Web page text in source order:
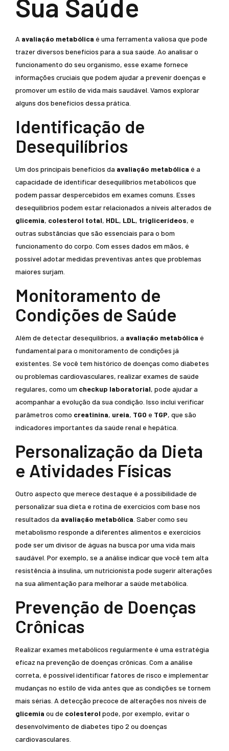
Sua Saúde
A avaliação metabólica é uma ferramenta valiosa que pode
trazer diversos benefícios para a sua saúde. Ao analisar o
funcionamento do seu organismo, esse exame fornece
informações cruciais que podem ajudar a prevenir doenças e
promover um estilo de vida mais saudável. Vamos explorar
alguns dos benefícios dessa prática.
Identificação de
Desequilíbrios
Um dos principais benefícios da avaliação metabólica é a
capacidade de identificar desequilíbrios metabólicos que
podem passar despercebidos em exames comuns. Esses
desequilíbrios podem estar relacionados a níveis alterados de
glicemia, colesterol total, HDL, LDL, triglicerídeos, e
outras substâncias que são essenciais para o bom
funcionamento do corpo. Com esses dados em mãos, é
possível adotar medidas preventivas antes que problemas
maiores surjam.
Monitoramento de
Condições de Saúde
Além de detectar desequilíbrios, a avaliação metabólica é
fundamental para o monitoramento de condições já
existentes. Se você tem histórico de doenças como diabetes
ou problemas cardiovasculares, realizar exames de saúde
regulares, como um checkup laboratorial, pode ajudar a
acompanhar a evolução da sua condição. Isso inclui verificar
parâmetros como creatinina, ureia, TGO e TGP, que são
indicadores importantes da saúde renal e hepática.
Personalização da Dieta
e Atividades Físicas
Outro aspecto que merece destaque é a possibilidade de
personalizar sua dieta e rotina de exercícios com base nos
resultados da avaliação metabólica . Saber como seu
metabolismo responde a diferentes alimentos e exercícios
pode ser um divisor de águas na busca por uma vida mais
saudável. Por exemplo, se a análise indicar que você tem alta
resistência à insulina, um nutricionista pode sugerir alterações
na sua alimentação para melhorar a saúde metabólica.
Prevenção de Doenças
Crônicas
Realizar exames metabólicos regularmente é uma estratégia
eficaz na prevenção de doenças crônicas. Com a análise
correta, é possível identificar fatores de risco e implementar
mudanças no estilo de vida antes que as condições se tornem
mais sérias. A detecção precoce de alterações nos níveis de
glicemia ou de colesterol pode, por exemplo, evitar o
desenvolvimento de diabetes tipo 2 ou doenças
cardiovasculares.